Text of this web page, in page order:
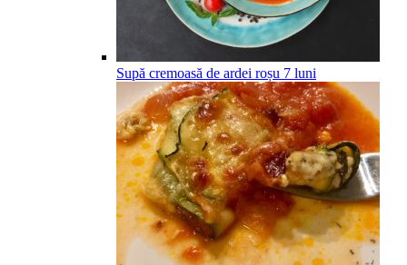
Supă cremoasă de ardei roșu 7 luni